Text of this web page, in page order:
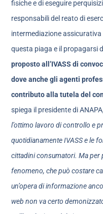
fisiche e di eseguire
responsabili del reato di
intermediazione
questa piaga e il propagarsi
proposto all’IVASS di
dove anche gli agenti
contributo alla tutela del
spiega il presidente di
l’ottimo lavoro di controllo e
quotidianamente IVASS e le
cittadini consumatori. Ma per
fenomeno, che può costare
un’opera di informazione
web non va certo